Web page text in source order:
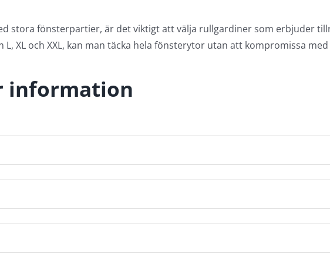
stora fönsterpartier, är det viktigt att välja rullgardiner som erbjuder
XL och XXL, kan man täcka hela fönsterytor utan att kompromissa
information